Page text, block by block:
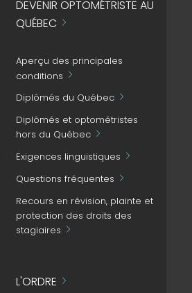
DEVENIR OPTOMÉTRISTE AU
QUÉBEC
Aperçu des principales
conditions
Diplômés du Québec
Diplômés et optométristes
hors du Québec
Exigences linguistiques
Questions fréquentes
Recours en révision, plainte et
protection des droits des
stagiaires
L'ORDRE